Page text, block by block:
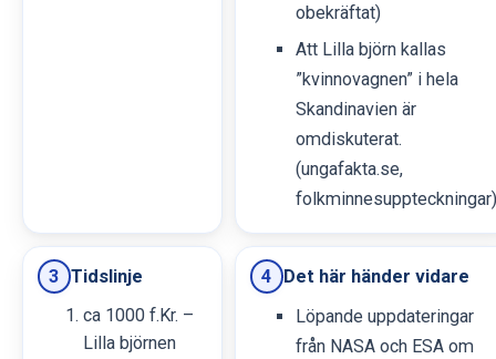
obekräftat)
Att Lilla björn kallas
”kvinnovagnen” i hela
Skandinavien är
omdiskuterat.
(ungafakta.se,
folkminnesuppteckningar)
3 Tidslinje
ca 1000 f.Kr. –
Lilla björnen
4 Det här händer vidare
Löpande uppdateringar
från NASA och ESA om